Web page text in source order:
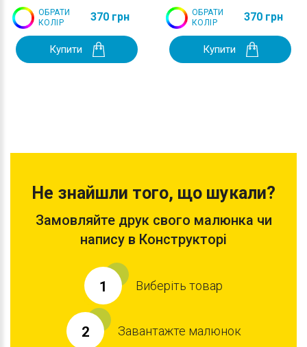
ОБРАТИ
КОЛІР
370 грн
Купити
ОБРАТИ
КОЛІР
370 грн
Купити
Не знайшли того, що шукали?
Замовляйте друк свого малюнка чи
напису в Конструкторі
1 Виберіть товар
2 Завантажте малюнок